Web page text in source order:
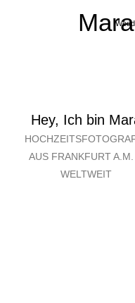
Hey, Ich bin
AUS FRANKFURT A.M.
WELTWEIT